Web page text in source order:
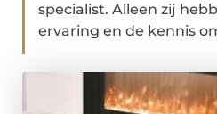
specialist. Alleen zij
ervaring en de kennis